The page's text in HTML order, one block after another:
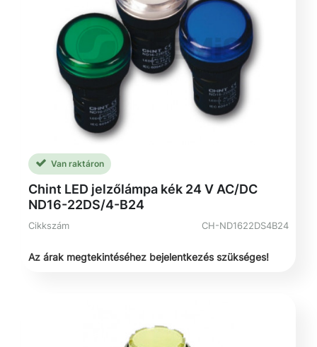
Van raktáron
Chint LED jelzőlámpa kék 24 V AC/DC
ND16-22DS/4-B24
Cikkszám CH-ND1622DS4B24
Az árak megtekintéséhez bejelentkezés szükséges!